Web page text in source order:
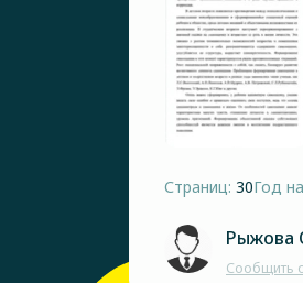
Страниц: 30Год
Рыжова
Сообщить